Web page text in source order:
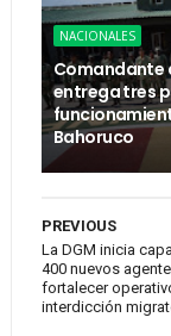
NACIONALES
Comandante
entrega tres
Bahoruco
PREVIOUS
La DGM inicia
400 nuevos
fortalecer
interdicción